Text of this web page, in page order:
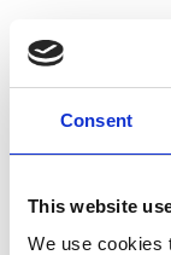
Consent
This website
We use cookies